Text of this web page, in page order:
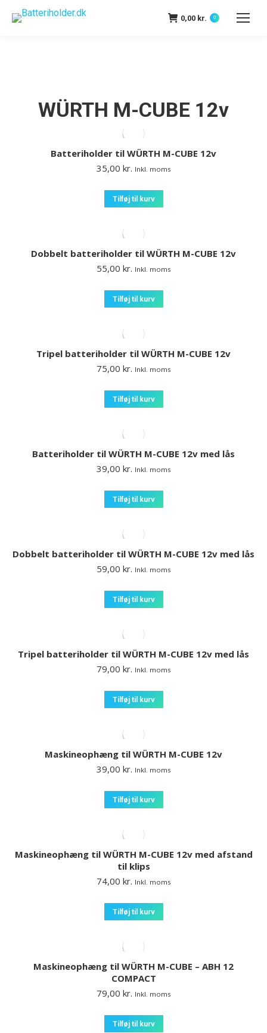
0,00 kr. 0
WÜRTH M-CUBE 12v
Batteriholder til WÜRTH M-CUBE 12v
35,00 kr. Inkl. moms
Tilføj til kurv
Dobbelt batteriholder til WÜRTH M-CUBE 12v
55,00 kr. Inkl. moms
Tilføj til kurv
Tripel batteriholder til WÜRTH M-CUBE 12v
75,00 kr. Inkl. moms
Tilføj til kurv
Batteriholder til WÜRTH M-CUBE 12v med lås
39,00 kr. Inkl. moms
Tilføj til kurv
Dobbelt batteriholder til WÜRTH M-CUBE 12v med lås
59,00 kr. Inkl. moms
Tilføj til kurv
Tripel batteriholder til WÜRTH M-CUBE 12v med lås
79,00 kr. Inkl. moms
Tilføj til kurv
Maskineophæng til WÜRTH M-CUBE 12v
39,00 kr. Inkl. moms
Tilføj til kurv
Maskineophæng til WÜRTH M-CUBE 12v med afstand
til klips
74,00 kr. Inkl. moms
Tilføj til kurv
Maskineophæng til WÜRTH M-CUBE – ABH 12
COMPACT
79,00 kr. Inkl. moms
Tilføj til kurv